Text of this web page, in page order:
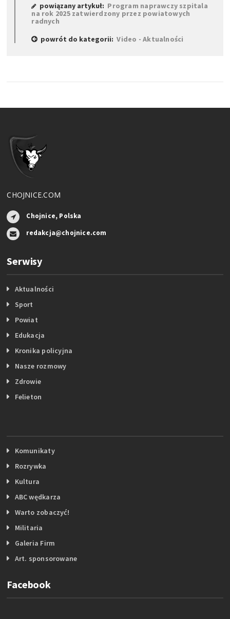
powiązany artykuł: Program naprawczy szpitala
na rok 2025 zatwierdzony przez powiatowych
radnych
powrót do kategorii:Video - Aktualności
CHOJNICE.COM
Chojnice, Polska
redakcja@chojnice.com
Serwisy
Aktualności
Sport
Powiat
Edukacja
Kronika policyjna
Nasze rozmowy
Zdrowie
Felieton
Komunikaty
Rozrywka
Kultura
ABC wędkarza
Warto zobaczyć!
Militaria
Galeria Firm
Art. sponsorowane
Facebook